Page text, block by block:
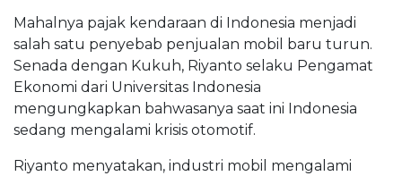
Mahalnya pajak kendaraan di Indonesia menjadi
salah satu penyebab penjualan mobil baru turun.
Senada dengan Kukuh, Riyanto selaku Pengamat
Ekonomi dari Universitas Indonesia
mengungkapkan bahwasanya saat ini Indonesia
sedang mengalami krisis otomotif.
Riyanto menyatakan, industri mobil mengalami